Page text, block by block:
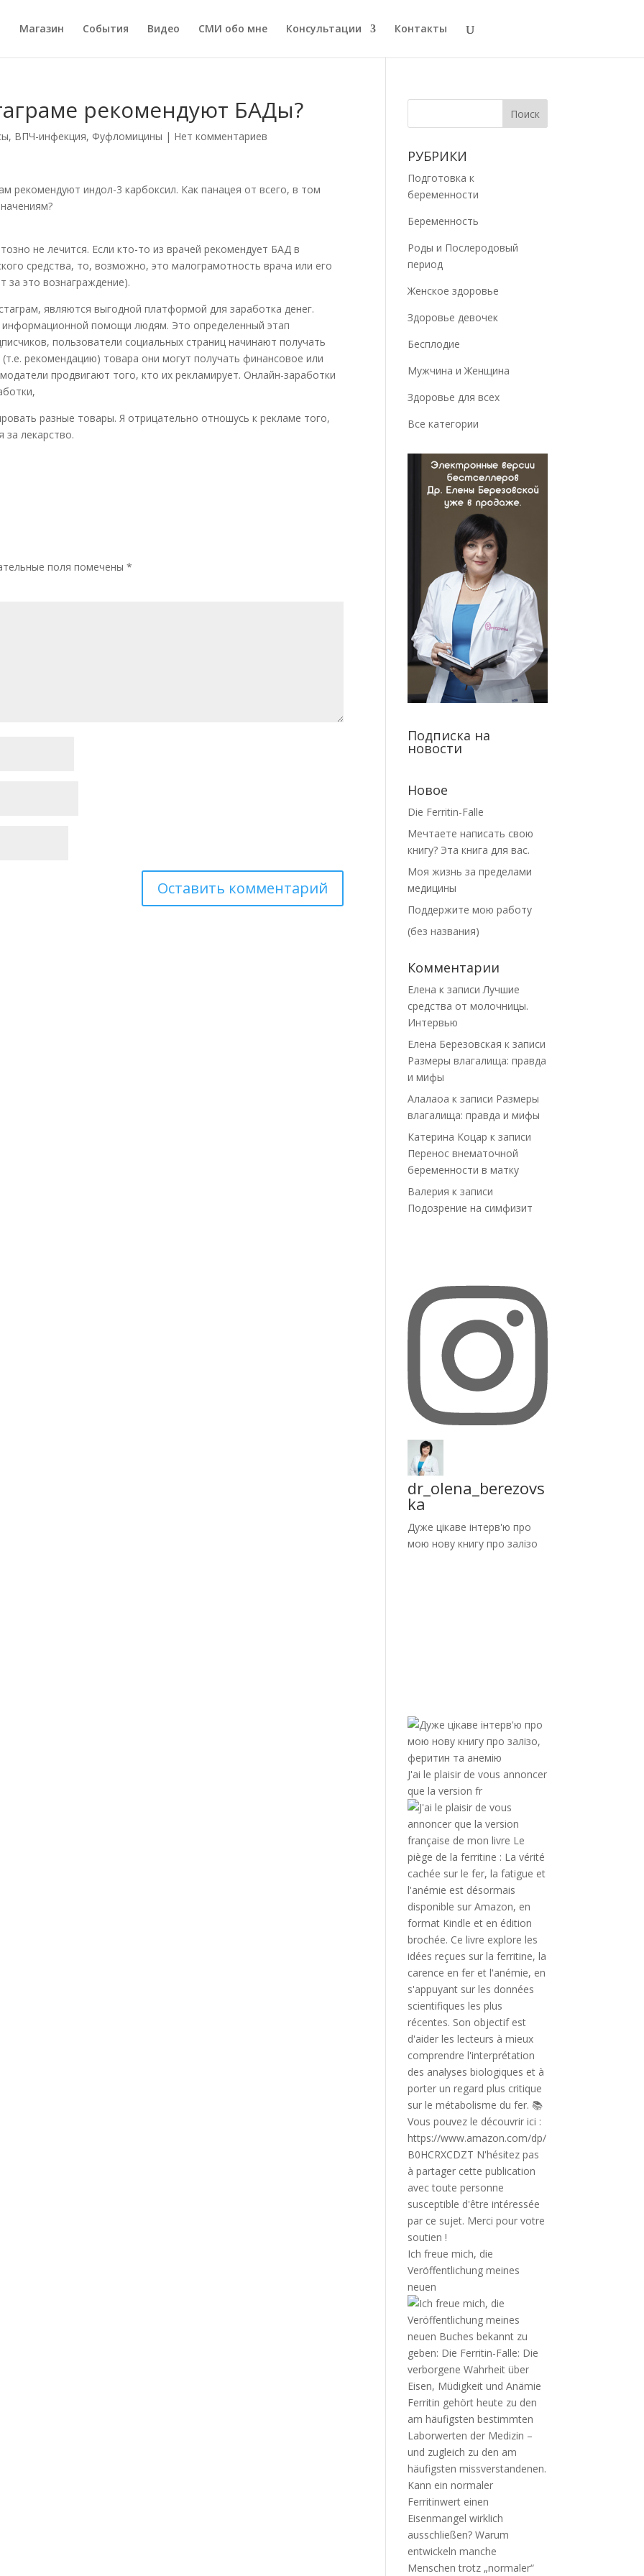
Магазин События Видео СМИ обо мне Консультации Контакты
рекомендуют БАДы?
, ВПЧ-инфекция, Фуфломицины | Нет комментариев
рекомендуют индол-3 карбоксил. Как панацея от всего, в том
не лечится. Если кто-то из врачей рекомендует БАД в
средства, то, возможно, это малограмотность врача или его
за это вознаграждение).
являются выгодной платформой для заработка денег.
информационной помощи людям. Это определенный этап
пользователи социальных страниц начинают получать
рекомендацию) товара они могут получать финансовое или
продвигают того, кто их рекламирует. Онлайн-заработки
разные товары. Я отрицательно отношусь к рекламе того,
за лекарство.
поля помечены*
РУБРИКИ
Подготовка к
беременности
Беременность
Роды и Послеродовый
период
Женское здоровье
Здоровье девочек
Бесплодие
Мужчина и Женщина
Здоровье для всех
Все категории
Подписка на
новости
Новое
Die Ferritin-Falle
Мечтаете написать свою
книгу? Эта книга для вас.
Моя жизнь за пределами
медицины
Поддержите мою работу
(без названия)
Комментарии
Елена к записиЛучшие
средства от молочницы.
Интервью
Елена Березовская к записи
Размеры влагалища: правда
и мифы
Алалаоа к записи Размеры
влагалища: правда и мифы
Катерина Коцар к записи
Перенос внематочной
беременности в матку
Валерия к записи
Подозрение на симфизит
dr_olena_berezovs
ka
Дуже цікаве інтерв'ю про
мою нову книгу про залізо
J'ai le plaisir de vous annoncer
que la version fr
Ich freue mich, die
Veröffentlichung meines
neuen